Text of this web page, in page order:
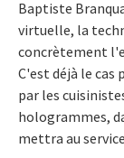
Baptiste
virtuelle, la
concrètement
C'est déjà le cas
par les
hologrammes,
mettra au